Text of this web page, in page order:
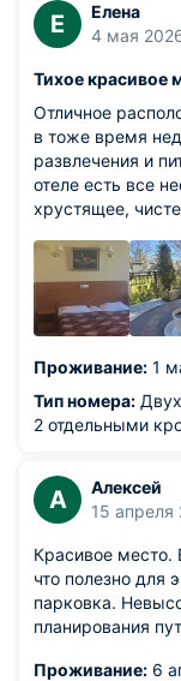
Е
Елена
4 мая
Тихое красивое
Отличное
в тоже время
развлечения и
отеле есть все
хрустящее,
Проживание: 1
Тип номера:
2 отдельными
А
Алексей
15 апреля
Красивое место.
что полезно для
парковка.
планирования
Проживание: 6